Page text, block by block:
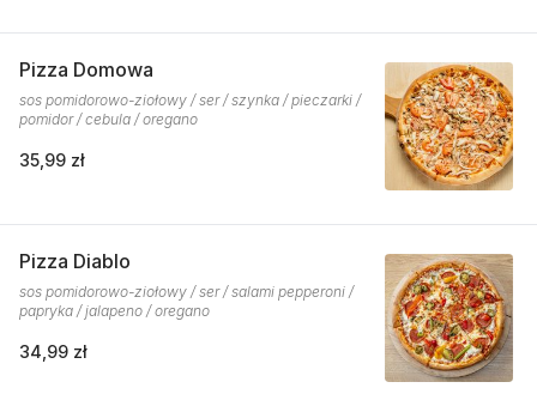
Pizza Domowa
sos pomidorowo-ziołowy / ser / szynka / pieczarki /
pomidor / cebula / oregano
35,99 zł
Pizza Diablo
sos pomidorowo-ziołowy / ser / salami pepperoni /
papryka / jalapeno / oregano
34,99 zł